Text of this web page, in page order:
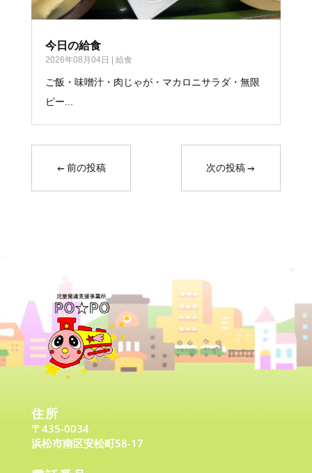
今日の給食
2026年08月04日 | 給食
ご飯・味噌汁・肉じゃが・マカロニサラダ・無限
ピー...
←前の投稿 次の投稿→
住所
〒435-0034
浜松市南区安松町58-17